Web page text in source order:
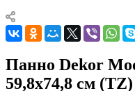
Панно Dekor
59,8x74,8 см (TZ)